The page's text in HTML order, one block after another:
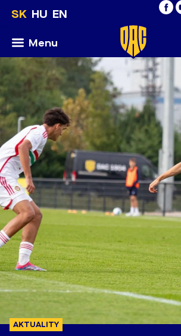
SK HU EN
Menu
AKTUALITY